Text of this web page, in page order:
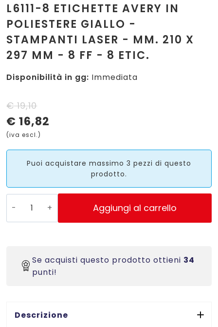
L6111-8 ETICHETTE AVERY IN
POLIESTERE GIALLO -
STAMPANTI LASER - MM. 210 X
297 MM - 8 FF - 8 ETIC.
Disponibilità in gg: Immediata
€19,10
Il
prezzo
originale
era:
€ 16,82
Il
prezzo
attuale
(iva escl.)
Puoi acquistare massimo 3 pezzi di questo
prodotto.
L6111-
POLIESTERE
GIALLO
LASER
Aggiungi al carrello
Se acquisti questo prodotto ottieni 34
punti!
Descrizione